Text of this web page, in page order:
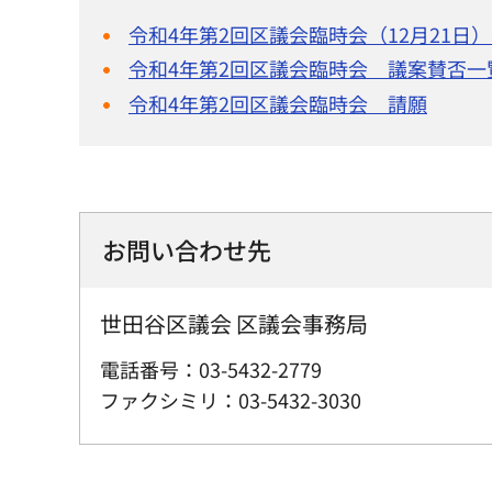
令和4年第2回区議会臨時会（12月21日
令和4年第2回区議会臨時会 議案賛否一
令和4年第2回区議会臨時会 請願
お問い合わせ先
世田谷区議会 区議会事務局
電話番号：03-5432-2779
ファクシミリ：03-5432-3030